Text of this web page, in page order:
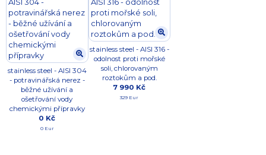
stainless steel - AISI 304
- potravinářská nerez -
běžné užívání a
ošetřování vody
chemickými přípravky
0 Kč
0 Eur
stainless steel - AISI 316 -
odolnost proti mořské
soli, chlorovaným
roztokům a pod.
7 990 Kč
329 Eur